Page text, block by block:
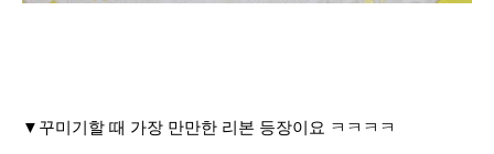
▼꾸미기할 때 가장 만만한 리본 등장이요 ㅋㅋㅋㅋ